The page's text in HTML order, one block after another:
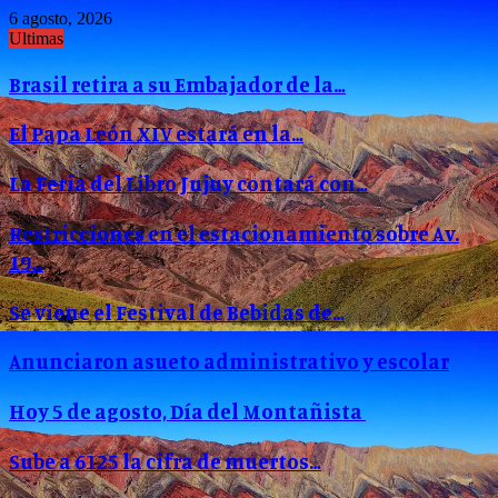
6 agosto, 2026
Ultimas
Brasil retira a su Embajador de la…
El Papa León XIV estará en la…
La Feria del Libro Jujuy contará con…
Restricciones en el estacionamiento sobre Av.
19…
Se viene el Festival de Bebidas de…
Anunciaron asueto administrativo y escolar
Hoy 5 de agosto, Día del Montañista
Sube a 6125 la cifra de muertos…